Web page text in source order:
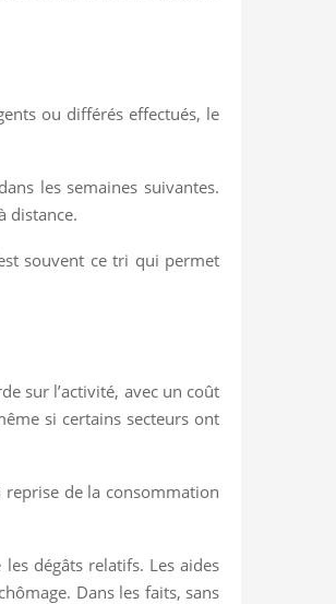
ou différés effectués, le
les semaines suivantes.
distance.
souvent ce tri qui permet
sur l’activité, avec un coût
si certains secteurs ont
reprise de la consommation
dégâts relatifs. Les aides
Dans les faits, sans